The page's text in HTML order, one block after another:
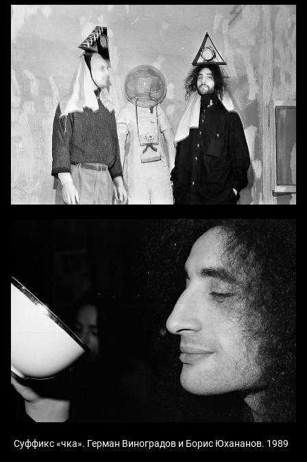
Суффикс «чка». Герман Виноградов и Борис Юхананов. 1989